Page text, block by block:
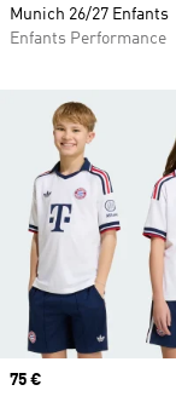
Munich 26/27 Enfants
Enfants Performance
Prix
75 €